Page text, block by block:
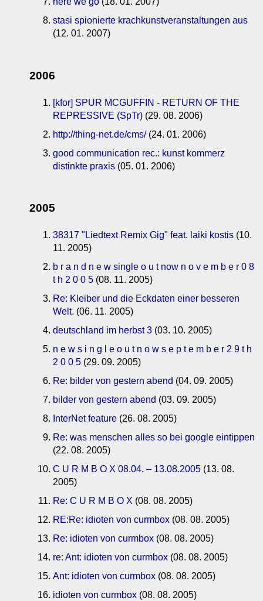
stasi spionierte krachkunstveranstaltungen aus
(12. 01. 2007)
2006
[kfor] SPUR MCGUFFIN - RETURN OF THE
REPRESSIVE (SpTr) (29. 08. 2006)
http://thing-net.de/cms/(24. 01. 2006)
good communication rec.: kunst kommerz
distinkte praxis (05. 01. 2006)
2005
38317 "Liedtext Remix Gig" feat. laiki kostis (10.
11. 2005)
b r a n d n e w single o u t now n o v e m b e r 0 8
t h 2 0 0 5 (08. 11. 2005)
Re: Kleiber und die Eckdaten einer besseren
Welt. (06. 11. 2005)
deutschland im herbst 3 (03. 10. 2005)
n e w s i n g l e o u t n o w s e p t e m b e r 2 9 t h
2 0 0 5 (29. 09. 2005)
Re: bilder von gestern abend (04. 09. 2005)
bilder von gestern abend (03. 09. 2005)
InterNet feature (26. 08. 2005)
Re: was menschen alles so bei google eintippen
(22. 08. 2005)
C U R M B O X 08.04. – 13.08.2005 (13. 08.
2005)
Re: C U R M B O X (08. 08. 2005)
RE:Re: idioten von curmbox (08. 08. 2005)
Re: idioten von curmbox (08. 08. 2005)
re: Ant: idioten von curmbox (08. 08. 2005)
Ant: idioten von curmbox (08. 08. 2005)
idioten von curmbox (08. 08. 2005)